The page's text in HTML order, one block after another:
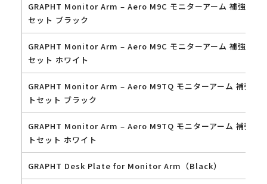
GRAPHT Monitor Arm – Aero M9C モニターアーム 補強プレ
セット ブラック
GRAPHT Monitor Arm – Aero M9C モニターアーム 補強プレ
セット ホワイト
GRAPHT Monitor Arm – Aero M9TQ モニターアーム 補強プ
トセット ブラック
GRAPHT Monitor Arm – Aero M9TQ モニターアーム 補強プ
トセット ホワイト
GRAPHT Desk Plate for Monitor Arm（Black）